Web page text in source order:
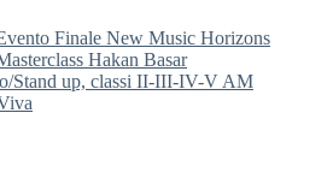
Finale New Music Horizons
Hakan Basar
Stand up, classi II-III-IV-V AM